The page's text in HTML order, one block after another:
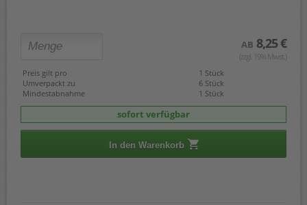
AB 8,25 €
(zzgl. 19% Mwst.)
Preis gilt pro
1 Stück
Umverpackt zu
6 Stück
Mindestabnahme
1 Stück
sofort verfügbar
In den Warenkorb